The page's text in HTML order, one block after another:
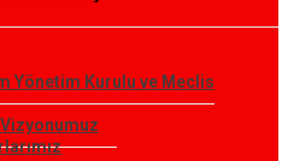
Yönetim Kurulu ve Meclis